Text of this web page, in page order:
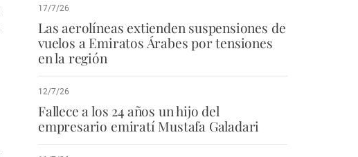
17/7/26
Las aerolíneas extienden suspensiones de
vuelos a Emiratos Árabes por tensiones
en la región
12/7/26
Fallece a los 24 años un hijo del
empresario emiratí Mustafa Galadari